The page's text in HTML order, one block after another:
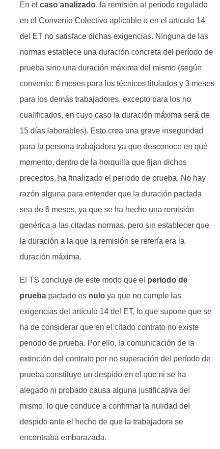
En el caso analizado, la remisión al periodo regulado
en el Convenio Colectivo aplicable o en el artículo 14
del ET no satisface dichas exigencias. Ninguna de las
normas establece una duración concreta del período de
prueba sino una duración máxima del mismo (según
convenio: 6 meses para los técnicos titulados y 3 meses
para los demás trabajadores, excepto para los no
cualificados, en cuyo caso la duración máxima será de
15 días laborables). Esto crea una grave inseguridad
para la persona trabajadora ya que desconoce en qué
momento, dentro de la horquilla que fijan dichos
preceptos, ha finalizado el periodo de prueba. No hay
razón alguna para entender que la duración pactada
sea de 6 meses, ya que se ha hecho una remisión
genérica a las citadas normas, pero sin establecer que
la duración a la que la remisión se refería era la
duración máxima.
El TS concluye de este modo que el periodo de
prueba pactado es nulo ya que no cumple las
exigencias del artículo 14 del ET, lo que supone que se
ha de considerar que en el citado contrato no existe
periodo de prueba. Por ello, la comunicación de la
extinción del contrato por no superación del período de
prueba constituye un despido en el que ni se ha
alegado ni probado causa alguna justificativa del
mismo, lo que conduce a confirmar la nulidad del
despido ante el hecho de que la trabajadora se
encontraba embarazada.